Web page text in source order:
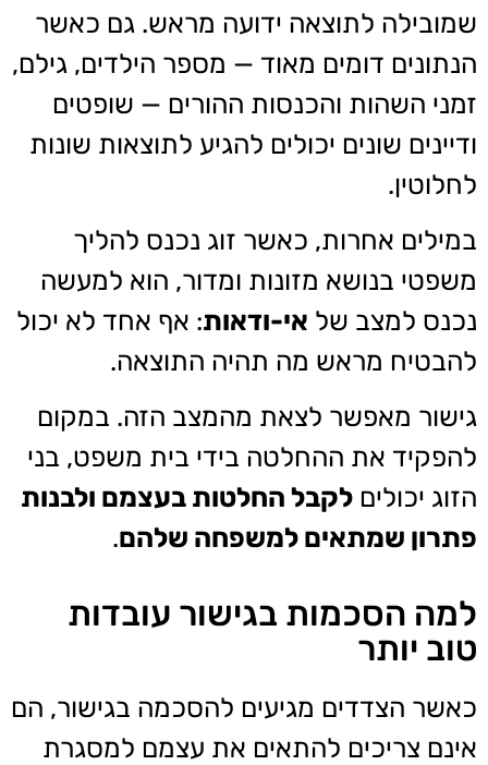
שמובילה לתוצאה ידועה מראש. גם כאשר
הנתונים דומים מאוד — מספר הילדים, גילם,
זמני השהות והכנסות ההורים — שופטים
ודיינים שונים יכולים להגיע לתוצאות שונות
לחלוטין.
במילים אחרות, כאשר זוג נכנס להליך
משפטי בנושא מזונות ומדור, הוא למעשה
נכנס למצב של אי-ודאות: אף אחד לא יכול
להבטיח מראש מה תהיה התוצאה.
גישור מאפשר לצאת מהמצב הזה. במקום
להפקיד את ההחלטה בידי בית משפט, בני
הזוג יכולים לקבל החלטות בעצמם ולבנות
פתרון שמתאים למשפחה שלהם.
למה הסכמות בגישור עובדות
טוב יותר
כאשר הצדדים מגיעים להסכמה בגישור, הם
אינם צריכים להתאים את עצמם למסגרת